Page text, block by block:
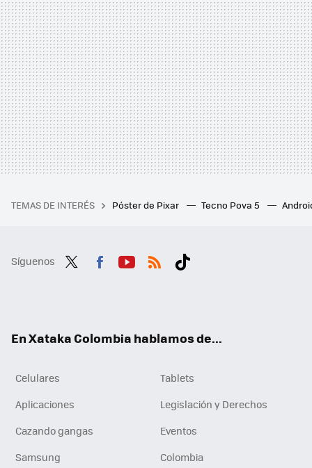
TEMAS DE INTERÉS Póster de Pixar Tecno Pova 5
Síguenos
En Xataka Colombia hablamos de...
Celulares
Tablets
Aplicaciones
Legislación y Derechos
Cazando gangas
Eventos
Samsung
Colombia